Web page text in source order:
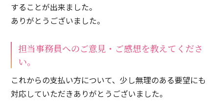
することが出来ました。
ありがとうございました。
担当事務員へのご意見・ご感想を教えてくださ
い。
これからの支払い方について、少し無理のある要望にも
対応していただきありがとうございました。